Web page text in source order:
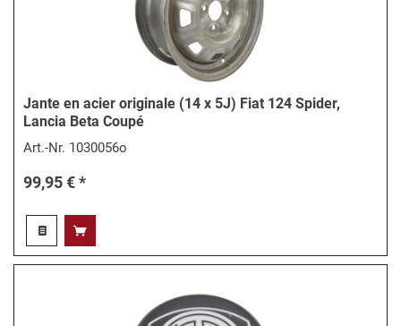
Jante en acier originale (14 x 5J) Fiat 124 Spider,
Lancia Beta Coupé
Art.-Nr. 1030056o
99,95 € *